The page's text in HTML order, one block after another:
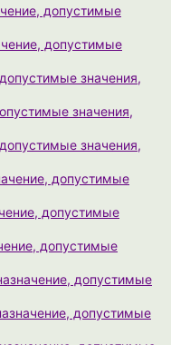
допустимые
допустимые
значения,
значения,
значения,
допустимые
допустимые
допустимые
допустимые
допустимые